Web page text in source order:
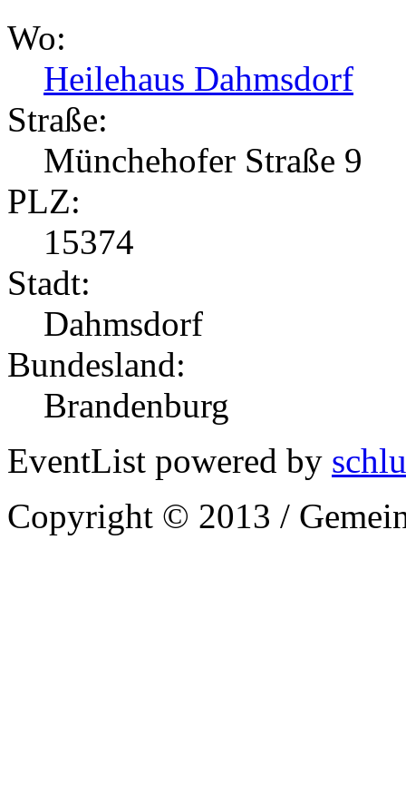
Wo:
Heilehaus Dahmsdorf
Straße:
Münchehofer Straße 9
PLZ:
15374
Stadt:
Dahmsdorf
Bundesland:
Brandenburg
EventList powered by
Copyright © 2013 /